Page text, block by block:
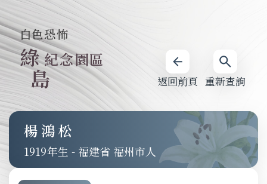
重新查詢
返回前頁
白色恐怖
綠
島
紀念園區
楊鴻松
1919 - 福建省 福州市人